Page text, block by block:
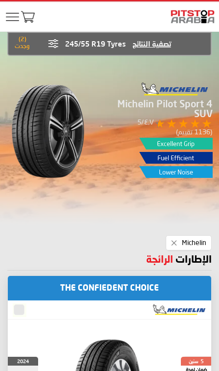
Michelin Pilot Sport 4
SUV
٤٫٧/5
(1136 تقييم)
Excellent Grip
Fuel Efficient
Lower Noise
(
2
)
وجدت
تصفية النتائج 245/55 R19 Tyres
Michelin
This
Item الإطارات الرائجة
THE CONFIEDENT CHOICE
5 سنين
ضمان لمدة
2024